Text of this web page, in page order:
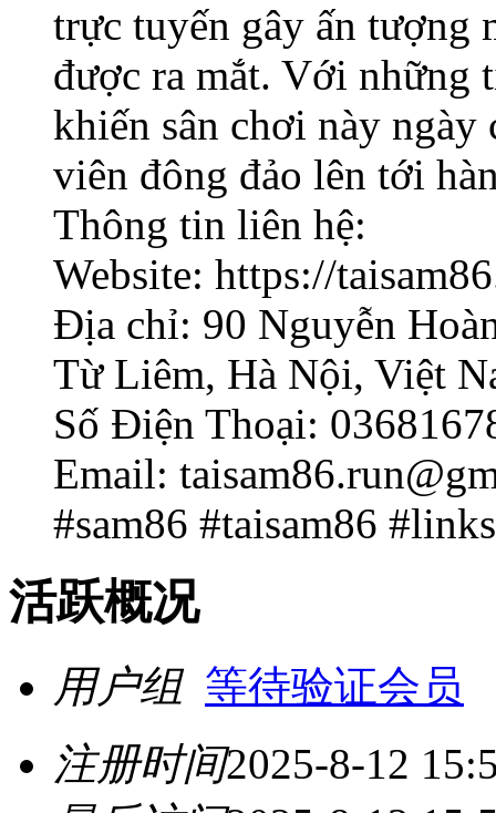
trực tuyến gây ấn
được ra mắt. Với những
khiến sân chơi này
viên đông đảo lên tới
Thông tin liên hệ:
Website: https://
Địa chỉ: 90 Nguyễn
Từ Liêm, Hà Nội, Việt
Số Điện Thoại:
Email:
#sam86 #taisam86
活跃概况
用户组 等待验证会员
注册时间2025-8-12